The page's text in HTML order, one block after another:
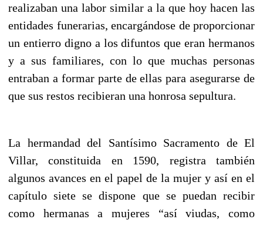
realizaban una labor similar a la que hoy hacen las
entidades funerarias, encargándose de proporcionar
un entierro digno a los difuntos que eran hermanos
y a sus familiares, con lo que muchas personas
entraban a formar parte de ellas para asegurarse de
que sus restos recibieran una honrosa sepultura.
La hermandad del Santísimo Sacramento de El
Villar, constituida en 1590, registra también
algunos avances en el papel de la mujer y así en el
capítulo siete se dispone que se puedan recibir
como hermanas a mujeres “así viudas, como